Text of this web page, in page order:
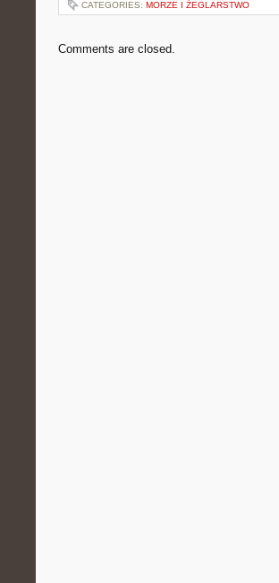
CATEGORIES: MORZE I ŻEGLARSTWO
Comments are closed.